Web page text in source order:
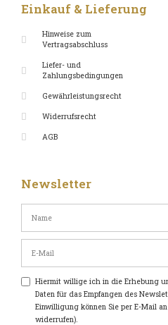
Einkauf & Lieferung
Hinweise zum
Vertragsabschluss
Liefer- und
Zahlungsbedingungen
Gewährleistungsrecht
Widerrufsrecht
AGB
Newsletter
Hiermit willige ich in die Erhebung
Daten für das Empfangen des
Einwilligung können Sie per E-Mail
widerrufen).